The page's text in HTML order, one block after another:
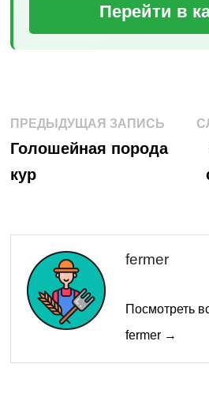
Перейти в
Навигация
по
записям
ПРЕДЫДУЩАЯ ЗАПИСЬ
Голошейная порода
кур
fermer
Посмотреть
fermer →